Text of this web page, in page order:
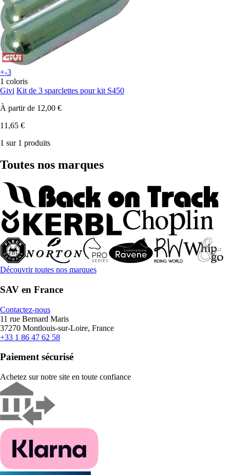
+-3
1 coloris
Givi Kit de 3 sparclettes pour kit S450
À partir de 12,00 €
11,65 €
1 sur 1 produits
Toutes nos marques
Découvrir toutes nos marques
SAV en France
Contactez-nous
11 rue Bernard Maris
37270 Montlouis-sur-Loire, France
+33 1 86 47 62 58
Paiement sécurisé
Achetez sur notre site en toute confiance